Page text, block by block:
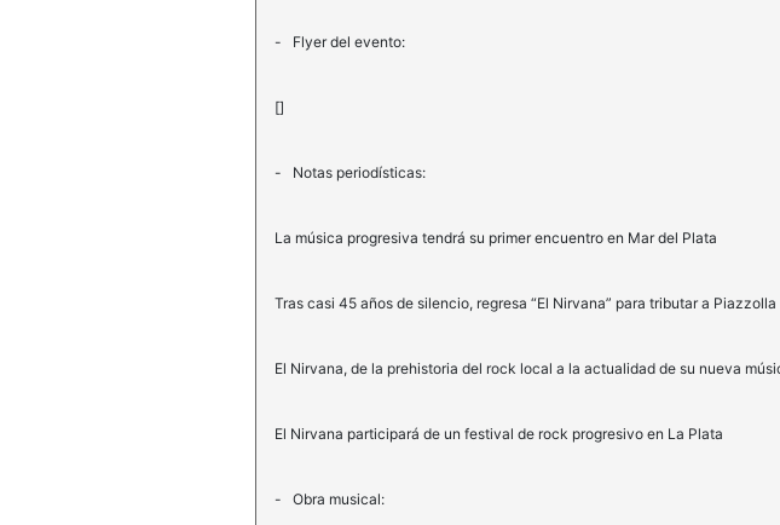
- Flyer del evento:
[]
- Notas periodísticas:
La música progresiva tendrá su primer encuentro en Mar del Plata
Tras casi 45 años de silencio, regresa “El Nirvana” para tributar a Piazzolla
El Nirvana, de la prehistoria del rock local a la actualidad de su nueva
El Nirvana participará de un festival de rock progresivo en La Plata
- Obra musical: